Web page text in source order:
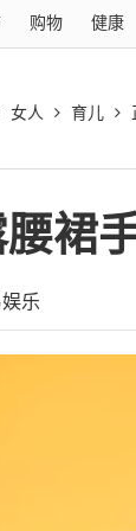
购物 健康
女人 育儿
裙
乐